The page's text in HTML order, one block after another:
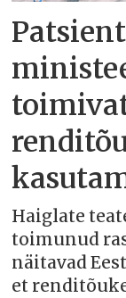
Haiglate
toimunud
näitavad
et